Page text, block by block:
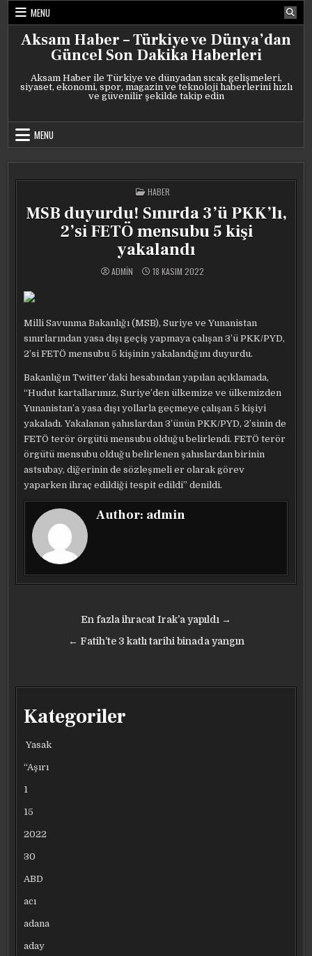
Skip
content
MENU
Aksam Haber – Türkiye ve Dünya’dan
Güncel Son Dakika Haberleri
Aksam Haber ile Türkiye ve dünyadan sıcak gelişmeleri,
siyaset, ekonomi, spor, magazin ve teknoloji haberlerini hızlı
ve güvenilir şekilde takip edin
MENU
POSTED
IN
HABER
MSB duyurdu! Sınırda 3’ü PKK’lı,
2’si FETÖ mensubu 5 kişi
yakalandı
ADMIN 18 KASIM 2022
Milli Savunma Bakanlığı (MSB), Suriye ve Yunanistan
sınırlarından yasa dışı geçiş yapmaya çalışan 3’ü PKK/PYD,
2’si FETÖ mensubu 5 kişinin yakalandığını duyurdu.
Bakanlığın Twitter’daki hesabından yapılan açıklamada,
“Hudut kartallarımız, Suriye’den ülkemize ve ülkemizden
Yunanistan’a yasa dışı yollarla geçmeye çalışan 5 kişiyi
yakaladı. Yakalanan şahıslardan 3’ünün PKK/PYD, 2’sinin de
FETÖ terör örgütü mensubu olduğu belirlendi. FETÖ terör
örgütü mensubu olduğu belirlenen şahıslardan birinin
astsubay, diğerinin de sözleşmeli er olarak görev
yaparken ihraç edildiği tespit edildi” denildi.
Author: admin
gezinmesi
En fazla ihracat Irak’a yapıldı →
← Fatih’te 3 katlı tarihi binada yangın
Kategoriler
Yasak
“Aşırı
1
15
2022
30
ABD
acı
adana
aday